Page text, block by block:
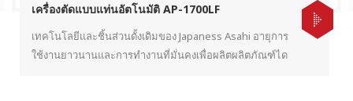
เครื่องตัดแบบแท่นอัตโนมัติ AP-1700LF
เทคโนโลยีและชิ้นส่วนดั้งเดิมของ Japaness Asahi อายุการ
ใช้งานยาวนานและการทำงานที่มั่นคงเพื่อผลิตผลิตภัณฑ์ได